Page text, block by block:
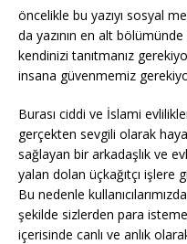
öncelikle bu yazıyı sosyal
da yazının en alt
kendinizi tanıtmanız
insana güvenmemiz
Burası ciddi ve İslami
gerçekten sevgili olarak
sağlayan bir arkadaşlık ve
yalan dolan üçkağıtçı işlere
Bu nedenle
şekilde sizlerden para
içerisinde canlı ve anlık